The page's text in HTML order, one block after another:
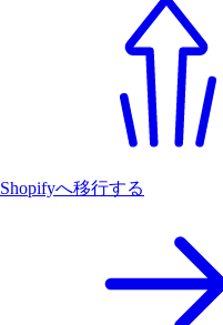
Shopifyへ移行する